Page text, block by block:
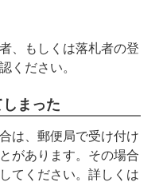
、もしくは落札者の登
ください。
まった
は、郵便局で受け付け
があります。その場合
てください。詳しくは